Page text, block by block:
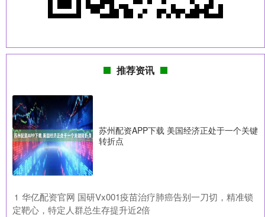
推荐资讯
苏州配资APP下载 美国经济正处于一个关键
转折点
1 ​华亿配资官网 国研Vx001疫苗治疗肺癌告别一刀切，精准锁
定靶心，特定人群总生存提升近2倍